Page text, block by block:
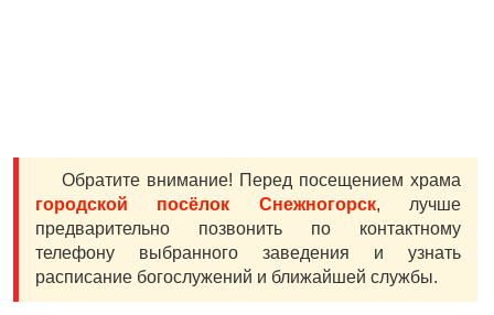
Обратите внимание! Перед посещением храма
городской посёлок Снежногорск, лучше
предварительно позвонить по контактному
телефону выбранного заведения и узнать
расписание богослужений и ближайшей службы.